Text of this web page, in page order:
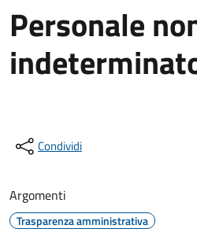
Personale
Condividi
Argomenti
Trasparenza amministrativa